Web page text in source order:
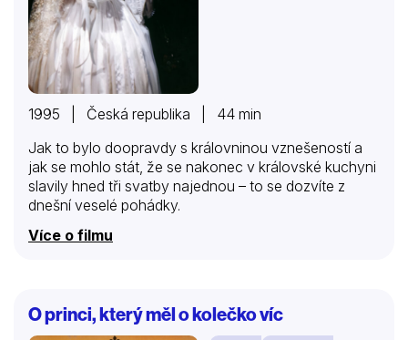
1995 | Česká republika | 44 min
Jak to bylo doopravdy s královninou vznešeností a
jak se mohlo stát, že se nakonec v královské kuchyni
slavily hned tři svatby najednou – to se dozvíte z
dnešní veselé pohádky.
Více o filmu
O princi, který měl o kolečko víc